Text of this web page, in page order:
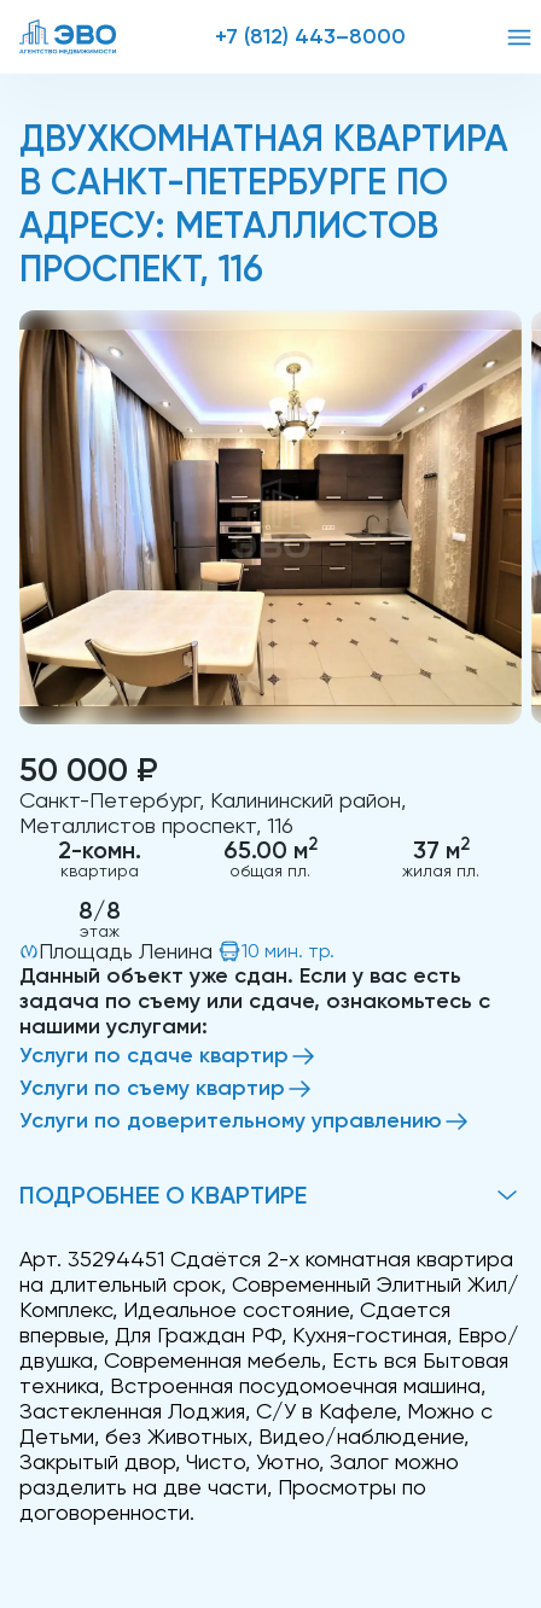
+7 (812) 443–8000
ДВУХКОМНАТНАЯ КВАРТИРА
В САНКТ-ПЕТЕРБУРГЕ ПО
АДРЕСУ: МЕТАЛЛИСТОВ
ПРОСПЕКТ, 116
50 000 ₽
Санкт-Петербург, Калининский район,
Металлистов проспект, 116
2-комн.
квартира
65.00 м2
общая пл.
37 м2
жилая пл.
8/8
этаж
Площадь Ленина 10 мин. тр.
Данный объект уже сдан. Если у вас есть
задача по съему или сдаче, ознакомьтесь с
нашими услугами:
Услуги по сдаче квартир
Услуги по съему квартир
Услуги по доверительному управлению
ПОДРОБНЕЕ О КВАРТИРЕ
Арт. 35294451 Сдаётся 2-х комнатная квартира
на длительный срок, Современный Элитный Жил/
Комплекс, Идеальное состояние, Сдается
впервые, Для Граждан РФ, Кухня-гостиная, Евро/
двушка, Современная мебель, Есть вся Бытовая
техника, Встроенная посудомоечная машина,
Застекленная Лоджия, С/У в Кафеле, Можно с
Детьми, без Животных, Видео/наблюдение,
Закрытый двор, Чисто, Уютно, Залог можно
разделить на две части, Просмотры по
договоренности.